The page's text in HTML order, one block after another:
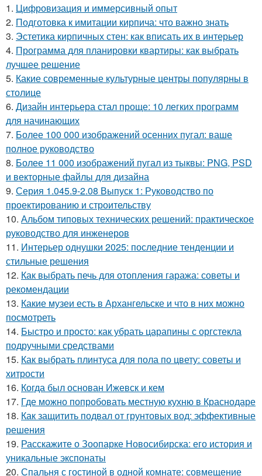
1. Цифровизация и иммерсивный опыт
2. Подготовка к имитации кирпича: что важно знать
3. Эстетика кирпичных стен: как вписать их в интерьер
4. Программа для планировки квартиры: как выбрать
лучшее решение
5. Какие современные культурные центры популярны в
столице
6. Дизайн интерьера стал проще: 10 легких программ
для начинающих
7. Более 100 000 изображений осенних пугал: ваше
полное руководство
8. Более 11 000 изображений пугал из тыквы: PNG, PSD
и векторные файлы для дизайна
9. Серия 1.045.9-2.08 Выпуск 1: Руководство по
проектированию и строительству
10. Альбом типовых технических решений: практическое
руководство для инженеров
11. Интерьер однушки 2025: последние тенденции и
стильные решения
12. Как выбрать печь для отопления гаража: советы и
рекомендации
13. Какие музеи есть в Архангельске и что в них можно
посмотреть
14. Быстро и просто: как убрать царапины с оргстекла
подручными средствами
15. Как выбрать плинтуса для пола по цвету: советы и
хитрости
16. Когда был основан Ижевск и кем
17. Где можно попробовать местную кухню в Краснодаре
18. Как защитить подвал от грунтовых вод: эффективные
решения
19. Расскажите о Зоопарке Новосибирска: его история и
уникальные экспонаты
20. Спальня с гостиной в одной комнате: совмещение